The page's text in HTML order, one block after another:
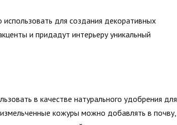
для создания декоративных
и придадут интерьеру уникальный
в качестве натурального удобрения для
кожуры можно добавлять в почву,